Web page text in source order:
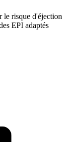
le risque d'éjection
EPI adaptés